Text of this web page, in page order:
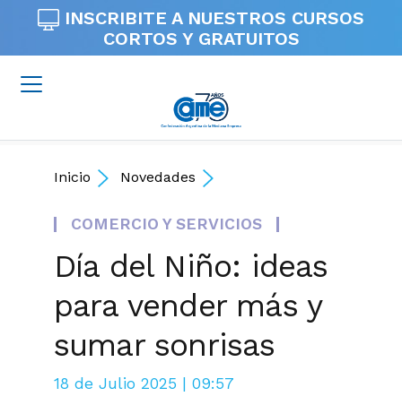
INSCRIBITE A NUESTROS CURSOS
CORTOS Y GRATUITOS
Inicio Novedades
COMERCIO Y SERVICIOS
Día del Niño: ideas
para vender más y
sumar sonrisas
18 de Julio 2025 | 09:57